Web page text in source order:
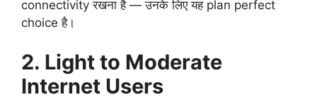
connectivity रखना है — उनके लिए यह plan perfect
choice है।
2. Light to Moderate
Internet Users